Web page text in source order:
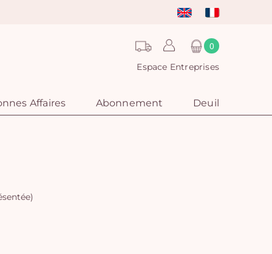
0
Espace Entreprises
Affaires Abonnement Deuil